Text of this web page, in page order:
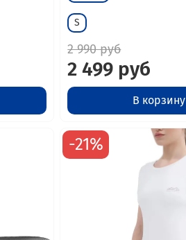
S
2 990 руб
2 499 руб
В корзину
-21%